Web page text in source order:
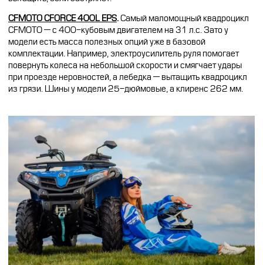
CFMOTO CFORCE 400L EPS.Самый маломощный квадроцикл
CFMOTO — с 400-кубовым двигателем на 31 л.с. Зато у
модели есть масса полезных опций уже в базовой
комплектации. Например, электроусилитель руля помогает
повернуть колеса на небольшой скорости и смягчает удары
при проезде неровностей, а лебедка — вытащить квадроцикл
из грязи. Шины у модели 25-дюймовые, а клиренс 262 мм.